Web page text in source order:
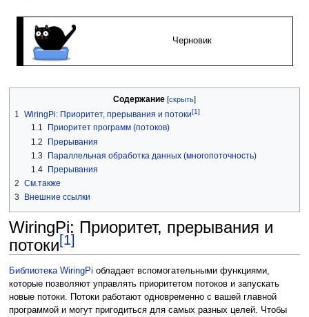
Черновик
Содержание
1 WiringPi: Приоритет, прерывания и потоки[1]
1.1
Приоритет программ (потоков)
1.2
Прерывания
1.3
Параллельная обработка данных (многопоточность)
1.4
Прерывания
2 См.также
3
Внешние ссылки
WiringPi: Приоритет, прерывания и
потоки[1]
Библиотека WiringPi обладает вспомогательными функциями,
которые позволяют управлять приоритетом потоков и запускать
новые потоки. Потоки работают одновременно с вашей главной
программой и могут пригодиться для самых разных целей. Чтобы